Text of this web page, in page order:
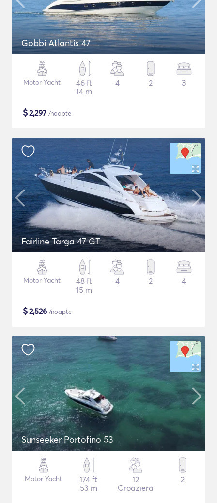
Gobbi Atlantis 47
Motor Yacht
46 ft
14 m
4 2 3
$2,297 /noapte
Fairline Targa 47 GT
Motor Yacht
48 ft
15 m
4 2 4
$2,526 /noapte
Sunseeker Portofino 53
Motor Yacht
174 ft
53 m
12
Croazieră
2